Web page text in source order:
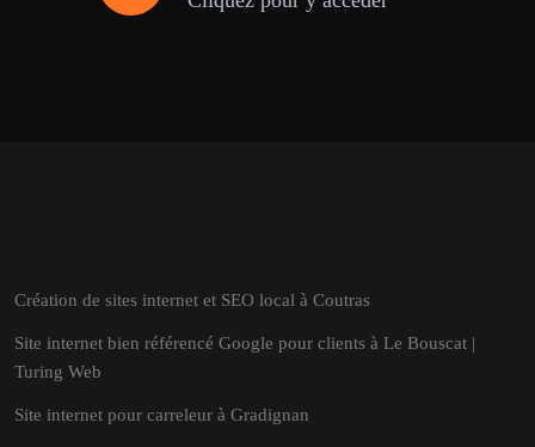
Création de sites internet et SEO local à Coutras
Site internet bien référencé Google pour clients à Le Bouscat |
Turing Web
Site internet pour carreleur à Gradignan